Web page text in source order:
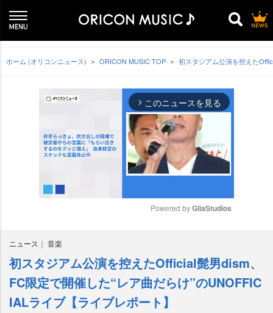
ホーム (オリコンニュース) ORICON MUSIC TOP 初スタジアム公演を控えた
arrow_forward_ios このニュースを見る
e
Powered by GliaStudios
ニュース 音楽
初スタジアム公演を控えたOfficial髭男dism、
FC限定で開催した“レア曲だらけ”のUNOFFIC
IALライブ【ライブレポート】